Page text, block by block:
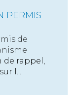
PERMIS
de
de rappel,
l...